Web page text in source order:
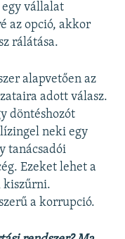
vállalat
az opció, akkor
rálátása.
alapvetően az
adott válasz.
döntéshozót
neki egy
tanácsadói
Ezeket lehet a
kiszűrni.
a korrupció.